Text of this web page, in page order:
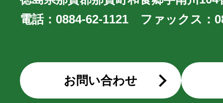
電話： 0884-62-1121 ファックス：
お問い合わせ